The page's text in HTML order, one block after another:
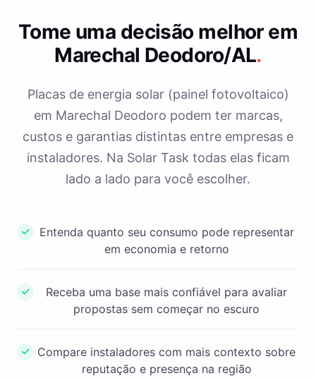
Tome uma decisão melhor em
Marechal Deodoro/AL.
Placas de energia solar (painel fotovoltaico)
em Marechal Deodoro podem ter marcas,
custos e garantias distintas entre empresas e
instaladores. Na Solar Task todas elas ficam
lado a lado para você escolher.
Entenda quanto seu consumo pode representar
em economia e retorno
Receba uma base mais confiável para avaliar
propostas sem começar no escuro
Compare instaladores com mais contexto sobre
reputação e presença na região